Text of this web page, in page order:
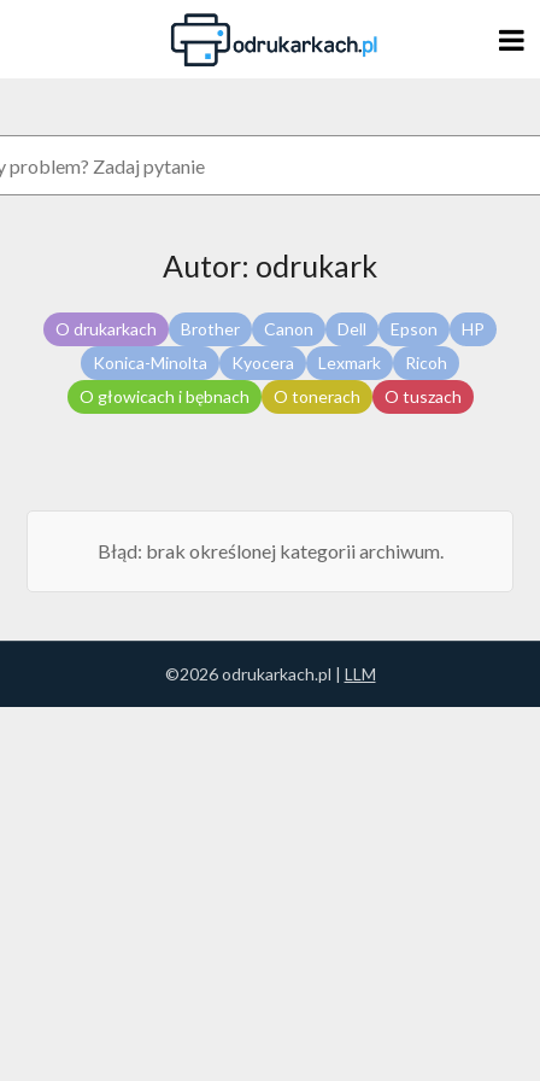
Autor: odrukark
O drukarkach Brother Canon Dell Epson
HP
Konica-Minolta
Kyocera Lexmark
Ricoh
O głowicach i bębnach
O tonerach O tuszach
Błąd: brak określonej kategorii archiwum.
©2026 odrukarkach.pl | LLM